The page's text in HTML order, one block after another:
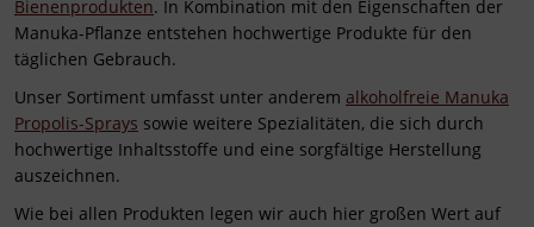
Bienenprodukten. In Kombination mit den Eigenschaften der
Manuka-Pflanze entstehen hochwertige Produkte für den
täglichen Gebrauch.
Unser Sortiment umfasst unter anderem alkoholfreie Manuka
Propolis-Sprays sowie weitere Spezialitäten, die sich durch
hochwertige Inhaltsstoffe und eine sorgfältige Herstellung
auszeichnen.
Wie bei allen Produkten legen wir auch hier großen Wert auf